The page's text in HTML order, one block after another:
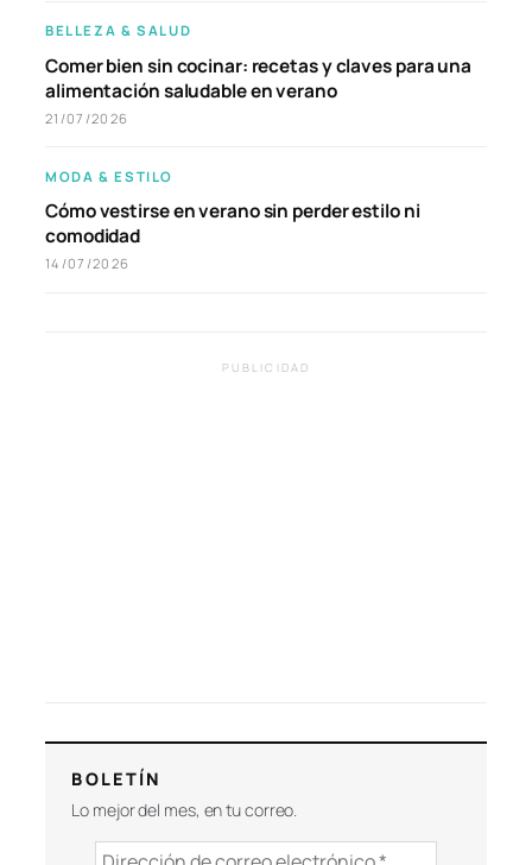
BELLEZA & SALUD
Comer bien sin cocinar: recetas y claves para una
alimentación saludable en verano
21/07/2026
MODA & ESTILO
Cómo vestirse en verano sin perder estilo ni
comodidad
14/07/2026
PUBLICIDAD
BOLETÍN
Lo mejor del mes, en tu correo.